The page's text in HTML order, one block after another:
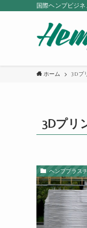
国際ヘンプビジ
ホーム 3Dプ
3Dプリ
ヘンププラス